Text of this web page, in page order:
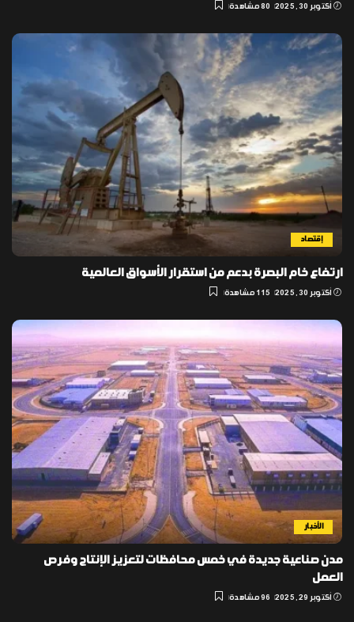
أكتوبر 30, 2025 80 مشاهدة
إقتصاد
ارتفاع خام البصرة بدعم من استقرار الأسواق العالمية
أكتوبر 30, 2025 115 مشاهدة
الأخبار
مدن صناعية جديدة في خمس محافظات لتعزيز الإنتاج وفرص
العمل
أكتوبر 29, 2025 96 مشاهدة